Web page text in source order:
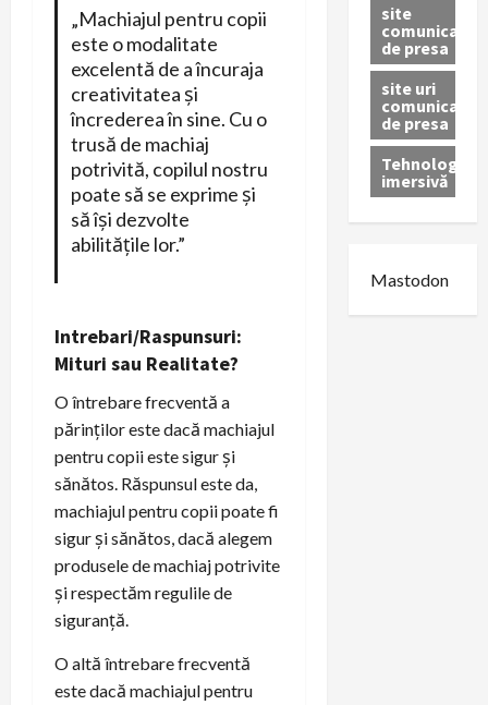
„Machiajul pentru copii
este o modalitate
excelentă de a încuraja
creativitatea și
încrederea în sine. Cu o
trusă de machiaj
potrivită, copilul nostru
poate să se exprime și
să își dezvolte
abilitățile lor.”
Intrebari/Raspunsuri:
Mituri sau Realitate?
O întrebare frecventă a
părinților este dacă machiajul
pentru copii este sigur și
sănătos. Răspunsul este da,
machiajul pentru copii poate fi
sigur și sănătos, dacă alegem
produsele de machiaj potrivite
și respectăm regulile de
siguranță.
O altă întrebare frecventă
este dacă machiajul pentru
site
comunicate
de presa
site uri
comunicate
de presa
Tehnologie
imersivă
Mastodon